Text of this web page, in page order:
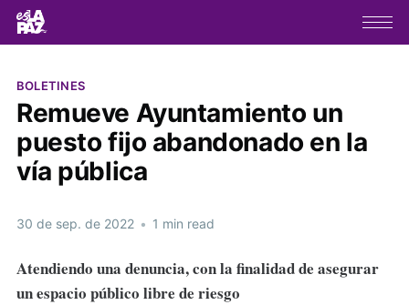
BOLETINES
Remueve Ayuntamiento un
puesto fijo abandonado en la
vía pública
30 de sep. de 2022 • 1 min read
Atendiendo una denuncia, con la finalidad de asegurar
un espacio público libre de riesgo